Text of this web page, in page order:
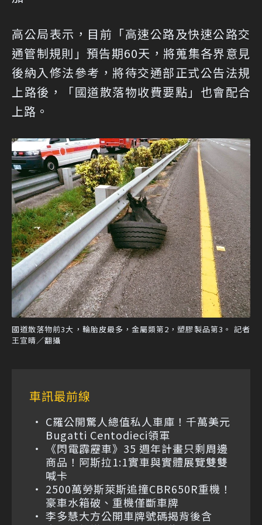
高公局表示，目前「高速公路及快速公路交
通管制規則」預告期60天，將蒐集各界意見
後納入修法參考，將待交通部正式公告法規
上路後，「國道散落物收費要點」也會配合
上路。
國道散落物前3大，輪胎皮最多，金屬類第2，塑膠製品第3。 記者
王宣晴／翻攝
車訊最前線
C羅公開驚人總值私人車庫！千萬美元
Bugatti Centodieci領軍
《閃電霹靂車》35 週年計畫只剩周邊
商品！阿斯拉1:1實車與實體展覽雙雙
喊卡
2500萬勞斯萊斯追撞CBR650R重機！
豪車水箱破、重機僅斷車牌
李多慧大方公開車牌號碼揭背後含